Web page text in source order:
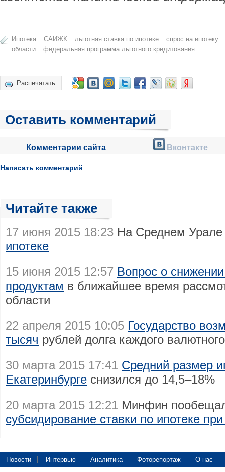
Ипотека САИЖК льготная ставка по ипотеке
спрос на ипотеку
области
федеральная программа льготного кредитования
Распечатать
Оставить комментарий
Комментарии сайта Вконтакте
Написать комментарий
Читайте также
17 июня 2015 18:23 На Среднем
ипотеке
15 июня 2015 12:57 Вопрос о
продуктам в ближайшее время
области
22 апреля 2015 10:05 Государство
тысяч рублей долга каждого
30 марта 2015 17:41 Средний размер
Екатеринбурге снизился до 14,5–18%
20 марта 2015 12:21 Минфин
субсидирование ставки по ипотеке
Новости Интервью Аналитика Фоторепортаж О нас